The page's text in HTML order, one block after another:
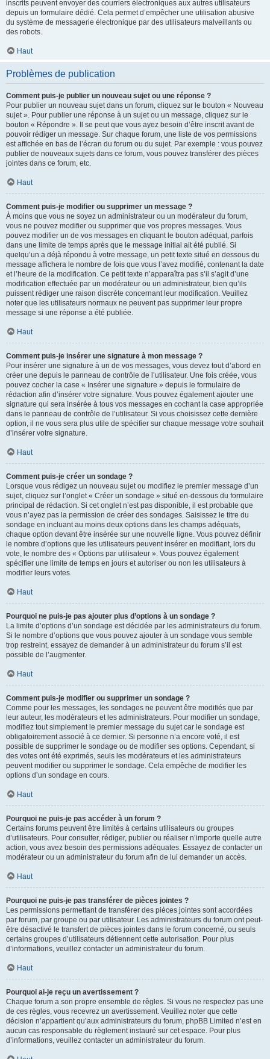
inscrits peuvent envoyer des courriers électroniques aux autres utilisateurs
depuis un formulaire dédié. Cela permet d’empêcher une utilisation abusive
du système de messagerie électronique par des utilisateurs malveillants ou
des robots.
Haut
Problèmes de publication
Comment puis-je publier un nouveau sujet ou une réponse ?
Pour publier un nouveau sujet dans un forum, cliquez sur le bouton « Nouveau
sujet ». Pour publier une réponse à un sujet ou un message, cliquez sur le
bouton « Répondre ». Il se peut que vous ayez besoin d’être inscrit avant de
pouvoir rédiger un message. Sur chaque forum, une liste de vos permissions
est affichée en bas de l’écran du forum ou du sujet. Par exemple : vous pouvez
publier de nouveaux sujets dans ce forum, vous pouvez transférer des pièces
jointes dans ce forum, etc.
Haut
Comment puis-je modifier ou supprimer un message ?
À moins que vous ne soyez un administrateur ou un modérateur du forum,
vous ne pouvez modifier ou supprimer que vos propres messages. Vous
pouvez modifier un de vos messages en cliquant le bouton adéquat, parfois
dans une limite de temps après que le message initial ait été publié. Si
quelqu’un a déjà répondu à votre message, un petit texte situé en dessous du
message affichera le nombre de fois que vous l’avez modifié, contenant la date
et l’heure de la modification. Ce petit texte n’apparaîtra pas s’il s’agit d’une
modification effectuée par un modérateur ou un administrateur, bien qu’ils
puissent rédiger une raison discrète concernant leur modification. Veuillez
noter que les utilisateurs normaux ne peuvent pas supprimer leur propre
message si une réponse a été publiée.
Haut
Comment puis-je insérer une signature à mon message ?
Pour insérer une signature à un de vos messages, vous devez tout d’abord en
créer une depuis le panneau de contrôle de l’utilisateur. Une fois créée, vous
pouvez cocher la case « Insérer une signature » depuis le formulaire de
rédaction afin d’insérer votre signature. Vous pouvez également ajouter une
signature qui sera insérée à tous vos messages en cochant la case appropriée
dans le panneau de contrôle de l’utilisateur. Si vous choisissez cette dernière
option, il ne vous sera plus utile de spécifier sur chaque message votre souhait
d’insérer votre signature.
Haut
Comment puis-je créer un sondage ?
Lorsque vous rédigez un nouveau sujet ou modifiez le premier message d’un
sujet, cliquez sur l’onglet « Créer un sondage » situé en-dessous du formulaire
principal de rédaction. Si cet onglet n’est pas disponible, il est probable que
vous n’ayez pas la permission de créer des sondages. Saisissez le titre du
sondage en incluant au moins deux options dans les champs adéquats,
chaque option devant être insérée sur une nouvelle ligne. Vous pouvez définir
le nombre d’options que les utilisateurs peuvent insérer en modifiant, lors du
vote, le nombre des « Options par utilisateur ». Vous pouvez également
spécifier une limite de temps en jours et autoriser ou non les utilisateurs à
modifier leurs votes.
Haut
Pourquoi ne puis-je pas ajouter plus d’options à un sondage ?
La limite d’options d’un sondage est décidée par les administrateurs du forum.
Si le nombre d’options que vous pouvez ajouter à un sondage vous semble
trop restreint, essayez de demander à un administrateur du forum s’il est
possible de l’augmenter.
Haut
Comment puis-je modifier ou supprimer un sondage ?
Comme pour les messages, les sondages ne peuvent être modifiés que par
leur auteur, les modérateurs et les administrateurs. Pour modifier un sondage,
modifiez tout simplement le premier message du sujet car le sondage est
obligatoirement associé à ce dernier. Si personne n’a encore voté, il est
possible de supprimer le sondage ou de modifier ses options. Cependant, si
des votes ont été exprimés, seuls les modérateurs et les administrateurs
peuvent modifier ou supprimer le sondage. Cela empêche de modifier les
options d’un sondage en cours.
Haut
Pourquoi ne puis-je pas accéder à un forum ?
Certains forums peuvent être limités à certains utilisateurs ou groupes
d’utilisateurs. Pour consulter, rédiger, publier ou réaliser n’importe quelle autre
action, vous avez besoin des permissions adéquates. Essayez de contacter un
modérateur ou un administrateur du forum afin de lui demander un accès.
Haut
Pourquoi ne puis-je pas transférer de pièces jointes ?
Les permissions permettant de transférer des pièces jointes sont accordées
par forum, par groupe ou par utilisateur. Les administrateurs du forum ont peut-
être désactivé le transfert de pièces jointes dans le forum concerné, ou seuls
certains groupes d’utilisateurs détiennent cette autorisation. Pour plus
d’informations, veuillez contacter un administrateur du forum.
Haut
Pourquoi ai-je reçu un avertissement ?
Chaque forum a son propre ensemble de règles. Si vous ne respectez pas une
de ces règles, vous recevrez un avertissement. Veuillez noter que cette
décision n’appartient qu’aux administrateurs du forum, phpBB Limited n’est en
aucun cas responsable du règlement instauré sur cet espace. Pour plus
d’informations, veuillez contacter un administrateur du forum.